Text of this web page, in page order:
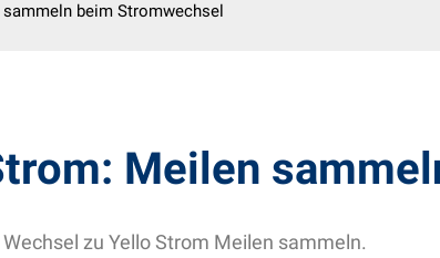
beim Stromwechsel
Meilen
zu Yello Strom Meilen sammeln.